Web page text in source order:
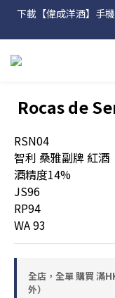
網店購
下載【偉成洋酒】手
網店
Rocas de
RSN04
智利 桑雅副牌 紅酒
酒精度14%
JS96
RP94
WA 93
全店，全單 購買 滿
外）